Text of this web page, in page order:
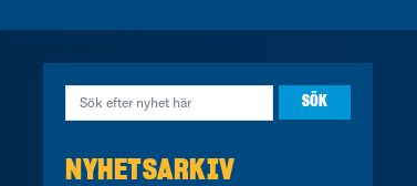
NYHETSARKIV